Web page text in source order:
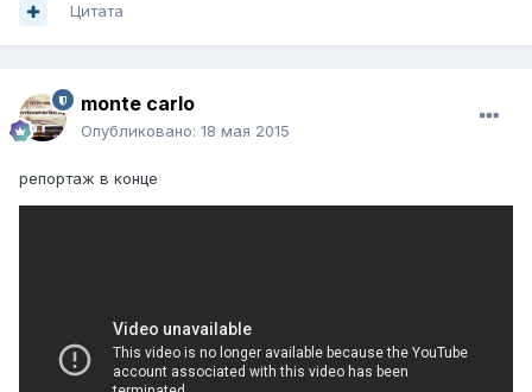
Цитата
monte carlo
Опубликовано: 18 мая 2015
репортаж в конце